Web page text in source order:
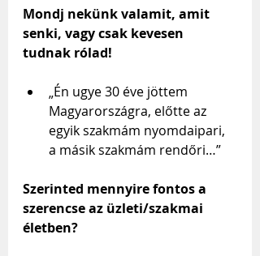
Mondj nekünk valamit, amit
senki, vagy csak kevesen
tudnak rólad!
„Én ugye 30 éve jöttem
Magyarországra, előtte az
egyik szakmám nyomdaipari,
a másik szakmám rendőri…”
Szerinted mennyire fontos a
szerencse az üzleti/szakmai
életben?